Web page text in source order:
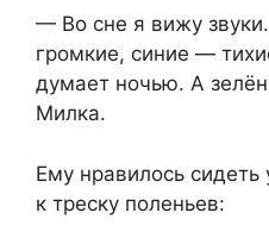
— Во сне я вижу
громкие, синие —
думает ночью. А
Милка.
Ему нравилось
к треску поленьев: